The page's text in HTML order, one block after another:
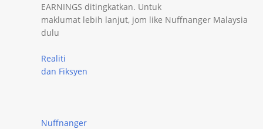
EARNINGS ditingkatkan. Untuk
maklumat lebih lanjut, jom like Nuffnanger Malaysia
dulu
Realiti
dan Fiksyen
Nuffnanger